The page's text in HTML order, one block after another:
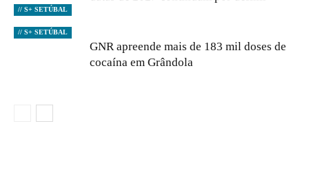
// S+ SETÚBAL
// S+ SETÚBAL
GNR apreende mais de 183 mil doses de
cocaína em Grândola